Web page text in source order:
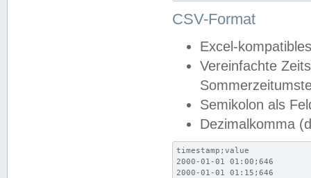
CSV-Format
Excel-
Vereinfachte
Semikolon als
Dezimalkomma
timestamp;value
2000-01-01 01:00;646
2000-01-01 01:15;646